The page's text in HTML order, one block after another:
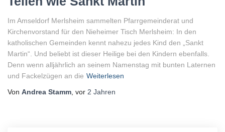
Im Amseldorf Merlsheim sammelten Pfarrgemeinderat und
Kirchenvorstand für den Nieheimer Tisch Merlsheim: In den
katholischen Gemeinden kennt nahezu jedes Kind den „Sankt
Martin“. Und beliebt ist dieser Heilige bei den Kindern ebenfalls.
Denn wenn alljährlich an seinem Namenstag mit bunten Laternen
und Fackelzügen an die Weiterlesen
Von Andrea Stamm , vor 2 Jahren